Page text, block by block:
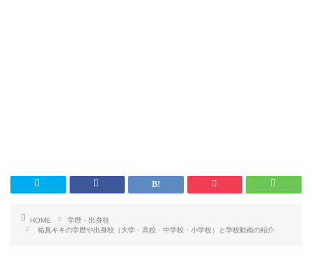
HOME
学歴・出身校
祐真キキの学歴や出身校（大学・高校・中学校・小学校）と学校動画の紹介